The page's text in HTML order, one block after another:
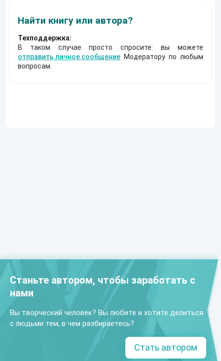
Найти книгу или автора?
Техподдержка:
В таком случае просто спросите: вы можете
отправить личное сообщение Модератору по любым
вопросам.
Станьте автором, чтобы заработать с
нами
Вы творческий человек? Вы любите и хотите делиться
с людьми тем, в чем разбираетесь?
Стать автором